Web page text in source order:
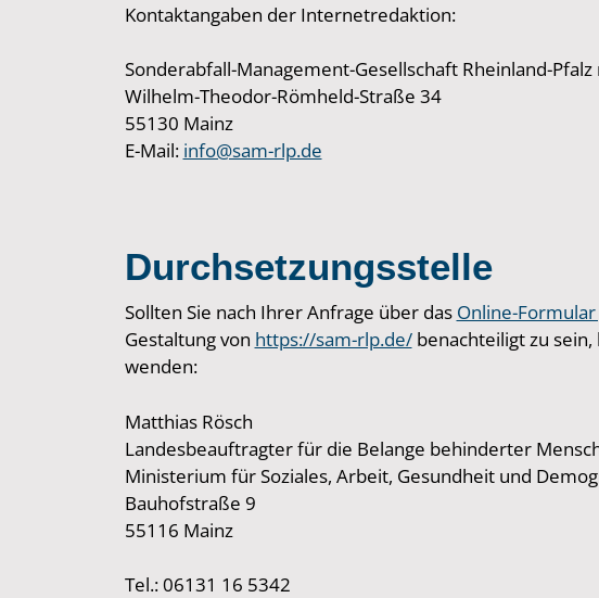
Kontaktangaben der Internetredaktion:
Sonderabfall-Management-Gesellschaft Rheinland-Pfalz
Wilhelm-Theodor-Römheld-Straße 34
55130 Mainz
E-Mail: info@sam-rlp.de
Durchsetzungsstelle
Sollten Sie nach Ihrer Anfrage über das Online-
Gestaltung von https://sam-rlp.de/benachteiligt zu sein,
wenden:
Matthias Rösch
Landesbeauftragter für die Belange behinderter
Ministerium für Soziales, Arbeit, Gesundheit und
Bauhofstraße 9
55116 Mainz
Tel.: 06131 16 5342